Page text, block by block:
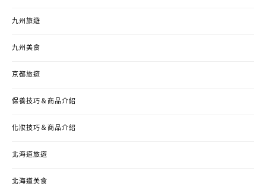
九州旅遊
九州美食
京都旅遊
保養技巧＆商品介紹
化妝技巧＆商品介紹
北海道旅遊
北海道美食